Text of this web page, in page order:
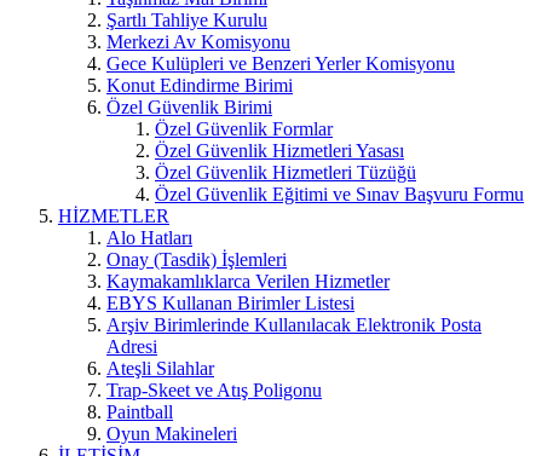
Şartlı Tahliye Kurulu
Merkezi Av Komisyonu
Gece Kulüpleri ve Benzeri Yerler Komisyonu
Konut Edindirme Birimi
Özel Güvenlik Birimi
Özel Güvenlik Formlar
Özel Güvenlik Hizmetleri Yasası
Özel Güvenlik Hizmetleri Tüzüğü
Özel Güvenlik Eğitimi ve Sınav Başvuru Formu
HİZMETLER
Alo Hatları
Onay (Tasdik) İşlemleri
Kaymakamlıklarca Verilen Hizmetler
EBYS Kullanan Birimler Listesi
Arşiv Birimlerinde Kullanılacak Elektronik Posta
Adresi
Ateşli Silahlar
Trap-Skeet ve Atış Poligonu
Paintball
Oyun Makineleri